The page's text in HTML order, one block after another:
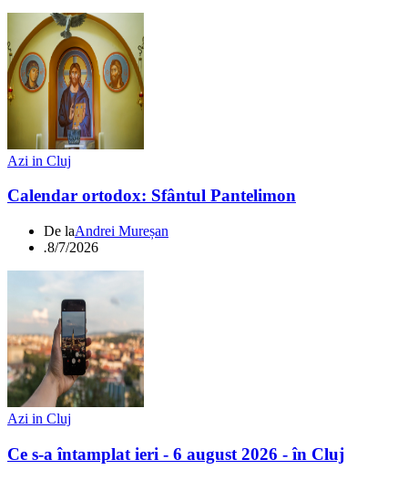
Azi in Cluj
Calendar ortodox: Sfântul Pantelimon
De laAndrei Mureșan
.8/7/2026
Azi in Cluj
Ce s-a întamplat ieri - 6 august 2026 - în Cluj